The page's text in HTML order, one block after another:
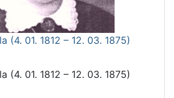
(4. 01. 1812 – 12. 03. 1875)
(4. 01. 1812 – 12. 03. 1875)